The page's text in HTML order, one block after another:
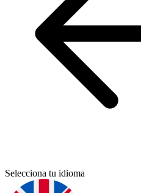
Selecciona tu idioma